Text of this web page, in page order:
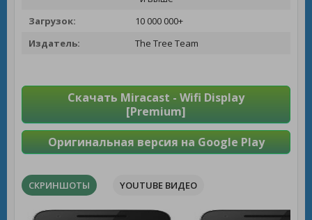
Загрузок:
10 000 000+
Издатель:
The Tree Team
Скачать Miracast - Wifi Display
[Premium]
Оригинальная версия на Google Play
СКРИНШОТЫ YOUTUBE ВИДЕО